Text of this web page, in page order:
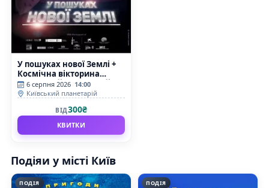
У пошуках нової Землі +
Космічна вікторина
(Київський планетарій)
6 серпня 2026 14:00
Київський планетарій
ВІД300₴
КВИТКИ
Подіяи у місті Київ
ПОДІЯ ПОДІЯ